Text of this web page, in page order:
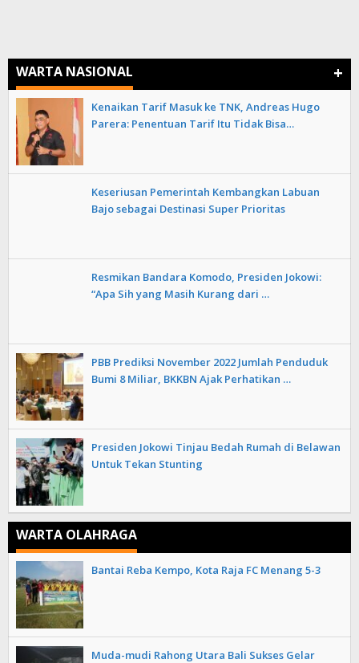
WARTA NASIONAL +
Kenaikan Tarif Masuk ke TNK, Andreas Hugo
Parera: Penentuan Tarif Itu Tidak Bisa…
Keseriusan Pemerintah Kembangkan Labuan
Bajo sebagai Destinasi Super Prioritas
Resmikan Bandara Komodo, Presiden Jokowi:
“Apa Sih yang Masih Kurang dari …
PBB Prediksi November 2022 Jumlah Penduduk
Bumi 8 Miliar, BKKBN Ajak Perhatikan …
Presiden Jokowi Tinjau Bedah Rumah di Belawan
Untuk Tekan Stunting
WARTA OLAHRAGA
Bantai Reba Kempo, Kota Raja FC Menang 5-3
Muda-mudi Rahong Utara Bali Sukses Gelar